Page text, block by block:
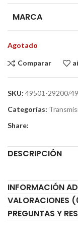
MARCA
Agotado
Comparar
SKU: 49501-29200/
Categorías:
Share:
DESCRIPCIÓN
INFORMACIÓN
VALORACIONES
PREGUNTAS Y